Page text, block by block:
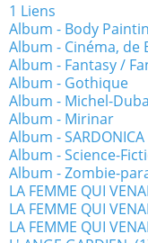
1 Liens
Album - Body
Album - Cinéma, de
Album - Fantasy /
Album - Gothique
Album - Michel-
Album - Mirinar
Album - SARDONICA
Album - Science-
Album - Zombie-
LA FEMME QUI
LA FEMME QUI
LA FEMME QUI